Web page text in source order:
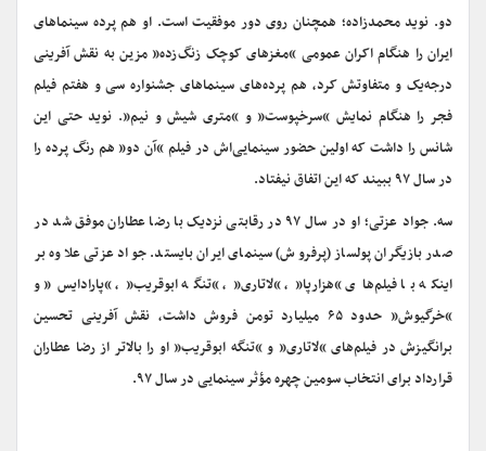
دو. نوید محمدزاده؛ همچنان روی دور موفقیت است. او هم پرده سینماهای
ایران را هنگام اکران عمومی “مغزهای کوچک زنگ‌زده” مزین به نقش آفرینی
درجه‌یک و متفاوتش کرد، هم پرده‌های سینماهای جشنواره سی و هفتم فیلم
فجر را هنگام نمایش “سرخپوست” و “متری شیش و نیم”. نوید حتی این
شانس را داشت که اولین حضور سینمایی‌اش در فیلم “آن دو” هم رنگ پرده را
در سال ۹۷ ببیند که این اتفاق نیفتاد.
سه. جواد عزتی؛ او در سال ۹۷ در رقابتی نزدیک با رضا عطاران موفق شد در
صدر بازیگران پولساز (پرفروش) سینمای ایران بایستد. جواد عزتی علاوه بر
اینکه با فیلم‌های “هزارپا”، “لاتاری”، “تنگه ابوقریب”، “پارادایس” و
“خرگیوش” حدود ۶۵ میلیارد تومن فروش داشت، نقش آفرینی تحسین
برانگیزش در فیلم‌های “لاتاری” و “تنگه ابوقریب” او را بالاتر از رضا عطاران
قرارداد برای انتخاب سومین چهره مؤثر سینمایی در سال ۹۷.